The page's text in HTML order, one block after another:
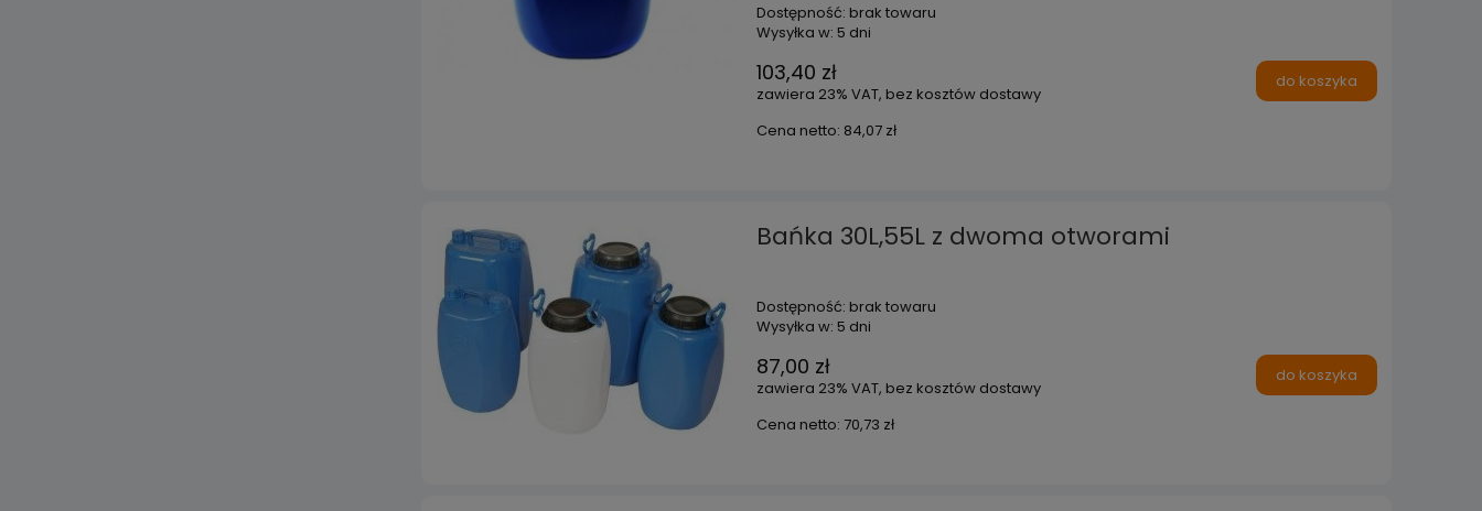
Dostępność: brak towaru
Wysyłka w: 5 dni
103,40 zł
zawiera 23% VAT, bez kosztów dostawy
Cena netto: 84,07 zł
do koszyka
Bańka 30L,55L z dwoma otworami
Dostępność: brak towaru
Wysyłka w: 5 dni
87,00 zł
zawiera 23% VAT, bez kosztów dostawy
Cena netto: 70,73 zł
do koszyka